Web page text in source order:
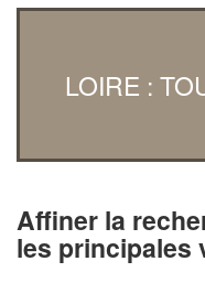
LOIRE :
Affiner la
les principales